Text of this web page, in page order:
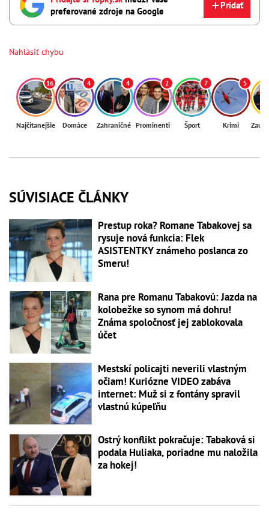
preferované zdroje na Google
Pridať
Nahlásiť chybu
16
Najčítanejšie
4
Domáce
4
Zahraničné
2
Prominenti
7
Šport
5
Krimi
SÚVISIACE ČLÁNKY
Prestup roka? Romane Tabakovej sa
rysuje nová funkcia: Flek
ASISTENTKY známeho poslanca zo
Smeru!
Rana pre Romanu Tabakovú: Jazda na
kolobežke so synom má dohru!
Známa spoločnosť jej zablokovala
účet
Mestskí policajti neverili vlastným
očiam! Kuriózne VIDEO zabáva
internet: Muž si z fontány spravil
vlastnú kúpeľňu
Ostrý konflikt pokračuje: Tabaková si
podala Huliaka, poriadne mu naložila
za hokej!